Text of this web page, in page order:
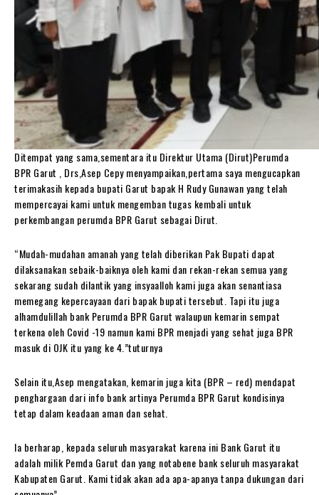
Ditempat yang sama,sementara itu Direktur Utama (Dirut)Perumda
BPR Garut , Drs,Asep Cepy menyampaikan,pertama saya mengucapkan
terimakasih kepada bupati Garut bapak H Rudy Gunawan yang telah
mempercayai kami untuk mengemban tugas kembali untuk
perkembangan perumda BPR Garut sebagai Dirut.
“Mudah-mudahan amanah yang telah diberikan Pak Bupati dapat
dilaksanakan sebaik-baiknya oleh kami dan rekan-rekan semua yang
sekarang sudah dilantik yang insyaalloh kami juga akan senantiasa
memegang kepercayaan dari bapak bupati tersebut. Tapi itu juga
alhamdulillah bank Perumda BPR Garut walaupun kemarin sempat
terkena oleh Covid -19 namun kami BPR menjadi yang sehat juga BPR
masuk di OJK itu yang ke 4.”tuturnya
Selain itu,Asep mengatakan, kemarin juga kita (BPR – red) mendapat
penghargaan dari info bank artinya Perumda BPR Garut kondisinya
tetap dalam keadaan aman dan sehat.
Ia berharap, kepada seluruh masyarakat karena ini Bank Garut itu
adalah milik Pemda Garut dan yang notabene bank seluruh masyarakat
Kabupaten Garut. Kami tidak akan ada apa-apanya tanpa dukungan dari